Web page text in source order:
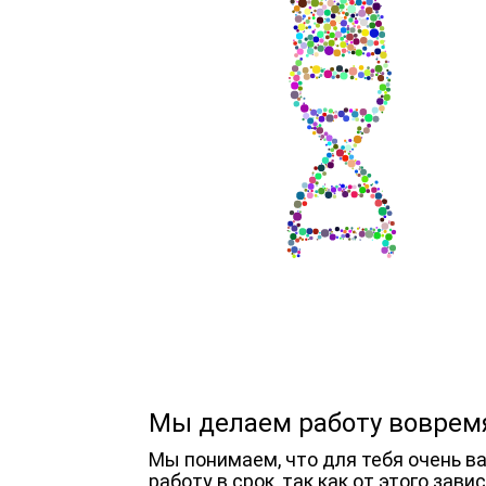
Мы делаем работу
Мы понимаем, что для тебя очень
работу в срок, так как от этого